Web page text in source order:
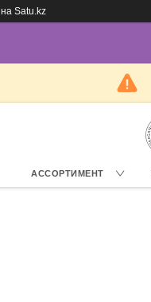
на Satu.kz
АССОРТИМЕНТ